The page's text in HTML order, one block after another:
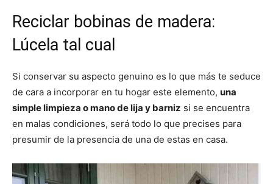
Reciclar bobinas de madera:
Lúcela tal cual
Si conservar su aspecto genuino es lo que más te seduce
de cara a incorporar en tu hogar este elemento, una
simple limpieza o mano de lija y barniz si se encuentra
en malas condiciones, será todo lo que precises para
presumir de la presencia de una de estas en casa.